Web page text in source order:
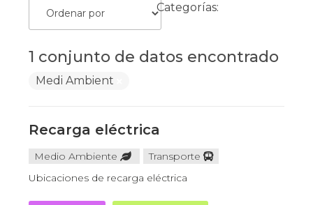
1 conjunto de datos encontrado
Categorías:
Medi Ambient
Recarga eléctrica
Medio Ambiente
Transporte
Ubicaciones de recarga eléctrica